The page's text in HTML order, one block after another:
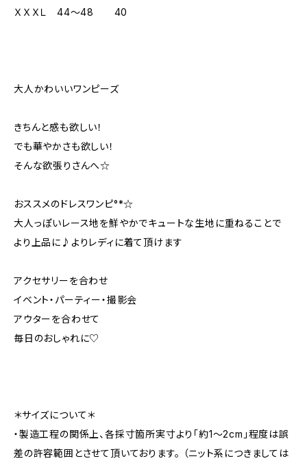
ＸＸＸＬ 44～48 40
大人かわいいワンピーズ
きちんと感も欲しい！
でも華やかさも欲しい！
そんな欲張りさんへ☆
おススメのドレスワンピ°*☆
大人っぽいレース地を鮮やかでキュートな生地に重ねることで
より上品に♪よりレディに着て頂けます
アクセサリーを合わせ
イベント・パーティー・撮影会
アウターを合わせて
毎日のおしゃれに♡
＊サイズについて＊
・製造工程の関係上、各採寸箇所実寸より「約1～2cm」程度は誤
差の許容範囲とさせて頂いております。 （ニット系につきましては